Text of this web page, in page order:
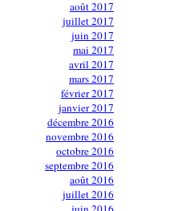
août 2017
juillet 2017
juin 2017
mai 2017
avril 2017
mars 2017
février 2017
janvier 2017
décembre 2016
novembre 2016
octobre 2016
septembre 2016
août 2016
juillet 2016